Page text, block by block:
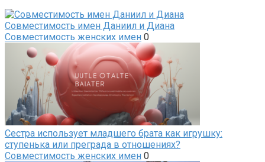
Совместимость имен Даниил и Диана
Совместимость женских имен 0
Сестра использует младшего брата как игрушку:
ступенька или преграда в отношениях?
Совместимость женских имен 0